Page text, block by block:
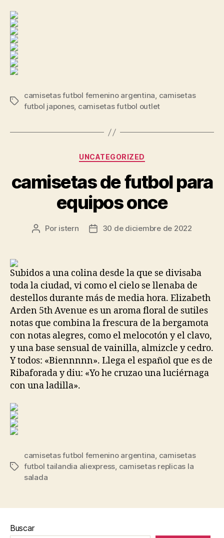
Etiquetas
camisetas futbol femenino argentina, camisetas
futbol japones, camisetas futbol outlet
Categorías
UNCATEGORIZED
camisetas de futbol para
equipos once
Autor
Por istern
Fecha30 de diciembre de 2022
Subidos a una colina desde la que se divisaba
toda la ciudad, vi como el cielo se llenaba de
destellos durante más de media hora. Elizabeth
Arden 5th Avenue es un aroma floral de sutiles
notas que combina la frescura de la bergamota
con notas alegres, como el melocotón y el clavo,
y una base sensual de vainilla, almizcle y cedro.
Y todos: «Biennnnn». Llega el español que es de
Ribaforada y diu: «Yo he cruzao una luciérnaga
con una ladilla».
Etiquetas
camisetas futbol femenino argentina, camisetas
futbol tailandia aliexpress, camisetas replicas la
salada
Buscar